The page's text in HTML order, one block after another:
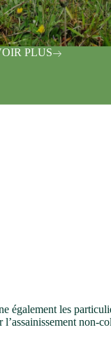
PLUS
également les
l’assainissement non-